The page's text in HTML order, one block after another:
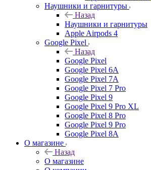
Наушники и гарнитуры
Назад
Наушники и гарнитуры
Apple Airpods 4
Google Pixel
Назад
Google Pixel
Google Pixel 6A
Google Pixel 7А
Google Pixel 7 Pro
Google Pixel 9
Google Pixel 9 Pro XL
Google Pixel 8 Pro
Google Pixel 9 Pro
Google Pixel 8A
О магазине
Назад
О магазине